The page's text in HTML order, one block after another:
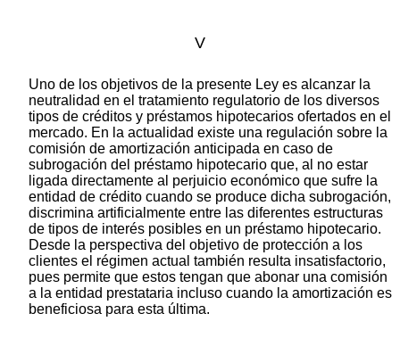
V
Uno de los objetivos de la presente Ley es alcanzar la
neutralidad en el tratamiento regulatorio de los diversos
tipos de créditos y préstamos hipotecarios ofertados en el
mercado. En la actualidad existe una regulación sobre la
comisión de amortización anticipada en caso de
subrogación del préstamo hipotecario que, al no estar
ligada directamente al perjuicio económico que sufre la
entidad de crédito cuando se produce dicha subrogación,
discrimina artificialmente entre las diferentes estructuras
de tipos de interés posibles en un préstamo hipotecario.
Desde la perspectiva del objetivo de protección a los
clientes el régimen actual también resulta insatisfactorio,
pues permite que estos tengan que abonar una comisión
a la entidad prestataria incluso cuando la amortización es
beneficiosa para esta última.